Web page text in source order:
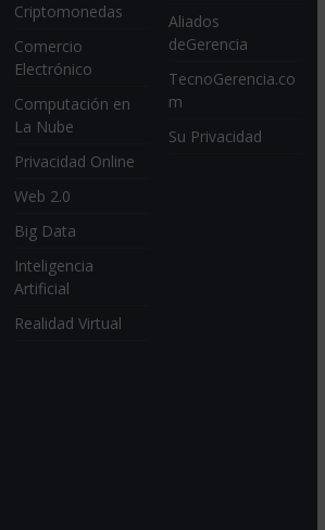
Criptomonedas
Comercio
Electrónico
Computación en
La Nube
Privacidad Online
Web 2.0
Big Data
Inteligencia
Artificial
Realidad Virtual
Aliados
deGerencia
TecnoGerencia.co
m
Su Privacidad